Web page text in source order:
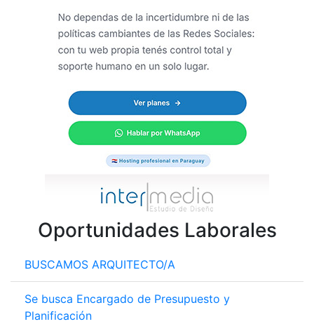
Oportunidades Laborales
BUSCAMOS ARQUITECTO/A
Se busca Encargado de Presupuesto y
Planificación